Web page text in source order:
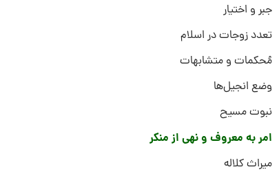
جبر و اختیار
تعدد زوجات در اسلام
مُحکمات و متشابهات
وضع انجیل‌ها
نبوت مسیح
امر به معروف و نهی از منکر
میراث کلاله